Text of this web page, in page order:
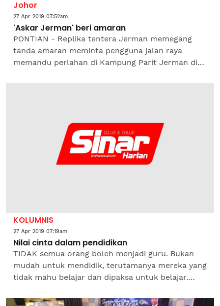
Johor
27 Apr 2019 07:52am
'Askar Jerman' beri amaran
PONTIAN - Replika tentera Jerman memegang
tanda amaran meminta pengguna jalan raya
memandu perlahan di Kampung Parit Jerman di
sosial.Replika yang...
KOLUMNIS
27 Apr 2019 07:19am
Nilai cinta dalam pendidikan
TIDAK semua orang boleh menjadi guru. Bukan
mudah untuk mendidik, terutamanya mereka yang
tidak mahu belajar dan dipaksa untuk belajar.
untuk mendidik,...